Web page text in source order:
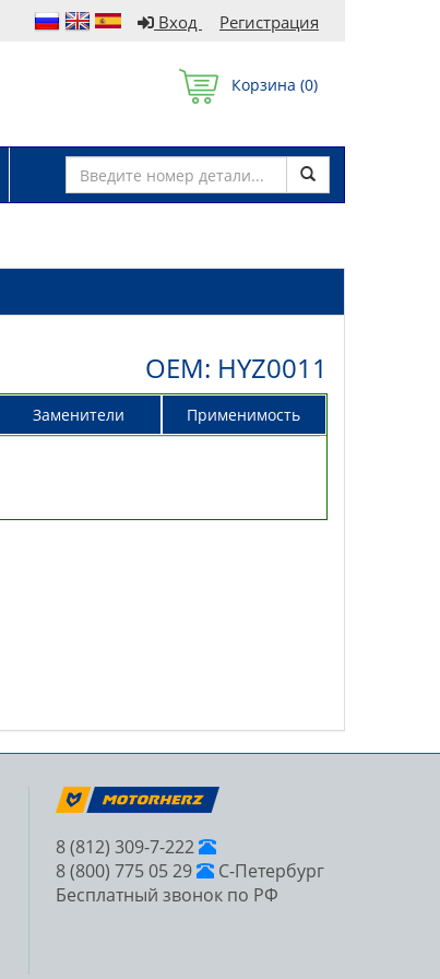
Вход Регистрация
Корзина (0)
OEM: HYZ0011
Заменители Применимость
8 (812) 309-7-222
8 (800) 775 05 29
С-Петербург
Бесплатный звонок по РФ